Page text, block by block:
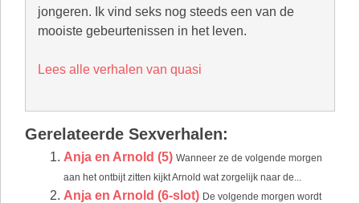
jongeren. Ik vind seks nog steeds een van de
mooiste gebeurtenissen in het leven.
Lees alle verhalen van quasi
Gerelateerde Sexverhalen:
Anja en Arnold (5) Wanneer ze de volgende morgen
aan het ontbijt zitten kijkt Arnold wat zorgelijk naar de...
Anja en Arnold (6-slot) De volgende morgen wordt